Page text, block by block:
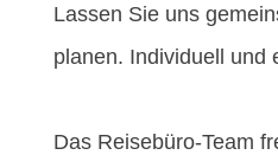
Lassen Sie uns
planen. Individuell und
Das Reisebüro-Team